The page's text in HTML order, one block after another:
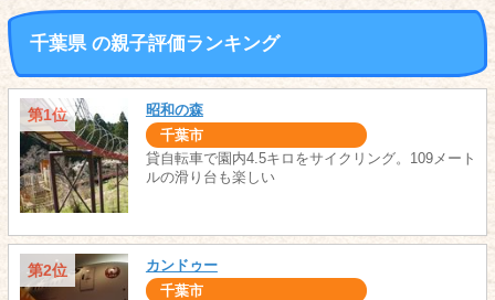
千葉県 の親子評価ランキング
第1位 昭和の森
千葉市
貸自転車で園内4.5キロをサイクリング。109メート
ルの滑り台も楽しい
第2位 カンドゥー
千葉市